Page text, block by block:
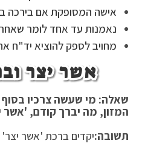
אישה המסופקת אם בירכה
נאמנות עד אחד לומר
מחויב לספק להוציא יד"ח
אשר יצר
שאלה: מי שעשה צרכיו
המזון, מה יברך קודם, 'אשר
תשובה:יקדים ברכת 'אשר יצר'